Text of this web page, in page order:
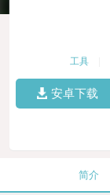
工具
安卓下载
简介